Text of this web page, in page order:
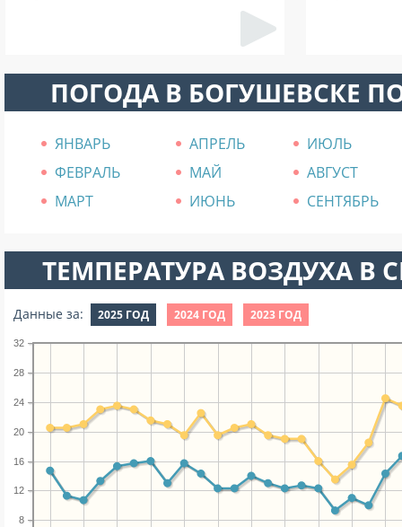
ПОГОДА В БОГУШЕВСКЕ
ЯНВАРЬ АПРЕЛЬ
ИЮЛЬ
ФЕВРАЛЬ
МАЙ
АВГУСТ
МАРТ
ИЮНЬ СЕНТЯБРЬ
ТЕМПЕРАТУРА ВОЗДУХА В
Данные за: 2025 ГОД 2024 ГОД 2023 ГОД
8
12
16
20
24
28
32